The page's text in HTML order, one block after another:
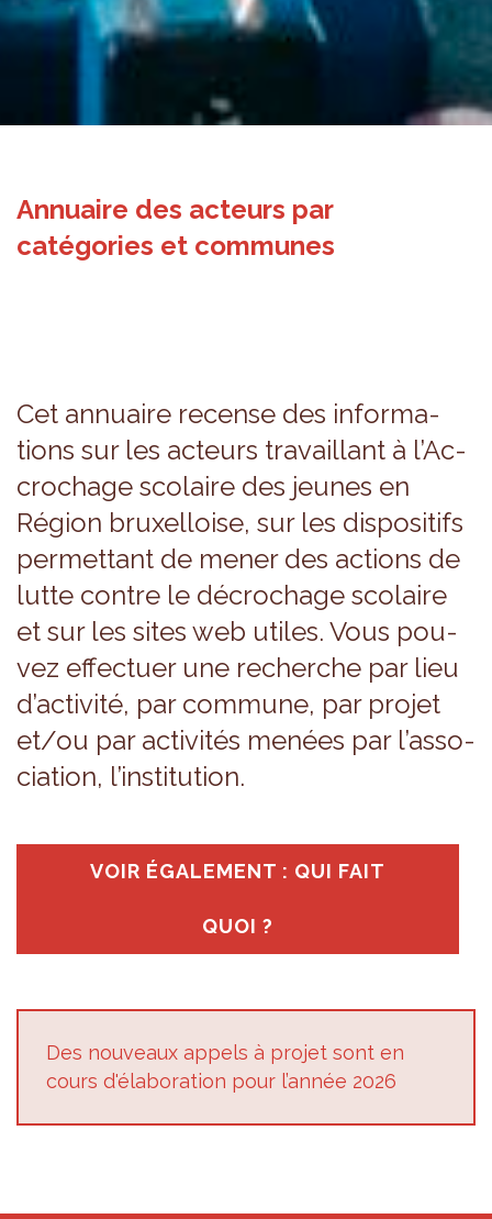
Annuaire des acteurs par
catégories et communes
Cet annuaire recense des infor­ma­
tions sur les acteurs tra­vaillant à l’Ac­
cro­chage sco­laire des jeunes en
Région bruxel­loise, sur les dis­po­si­tifs
per­met­tant de mener des actions de
lutte contre le décro­chage sco­laire
et sur les sites web utiles. Vous pou­
vez effec­tuer une recherche par lieu
d’ac­ti­vité, par com­mune, par pro­jet
et/ou par acti­vi­tés menées par l’as­so­
cia­tion, l’ins­ti­tu­tion.
VOIR ÉGA­LE­MENT : QUI FAIT
QUOI ?
Des nou­veaux appels à pro­jet sont en
cours d'éla­bo­ra­tion pour l’an­née 2026